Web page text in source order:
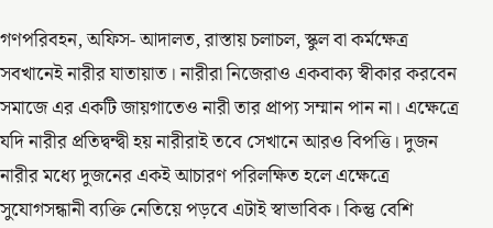
গণপরিবহন, অফিস- আদালত, রাস্তায় চলাচল, স্কুল বা কর্মক্ষেত্র
সবখানেই নারীর যাতায়াত। নারীরা নিজেরাও একবাক্য স্বীকার করবেন
সমাজে এর একটি জায়গাতেও নারী তার প্রাপ্য সম্মান পান না। এক্ষেত্রে
যদি নারীর প্রতিদ্বন্দ্বী হয় নারীরাই তবে সেখানে আরও বিপত্তি। দুজন
নারীর মধ্যে দুজনের একই আচারণ পরিলক্ষিত হলে এক্ষেত্রে
সুযোগসন্ধানী ব্যক্তি নেতিয়ে পড়বে এটাই স্বাভাবিক। কিন্তু বেশি